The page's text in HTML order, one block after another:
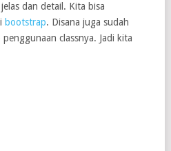
dan detail. Kita bisa
bootstrap. Disana juga sudah
classnya. Jadi kita